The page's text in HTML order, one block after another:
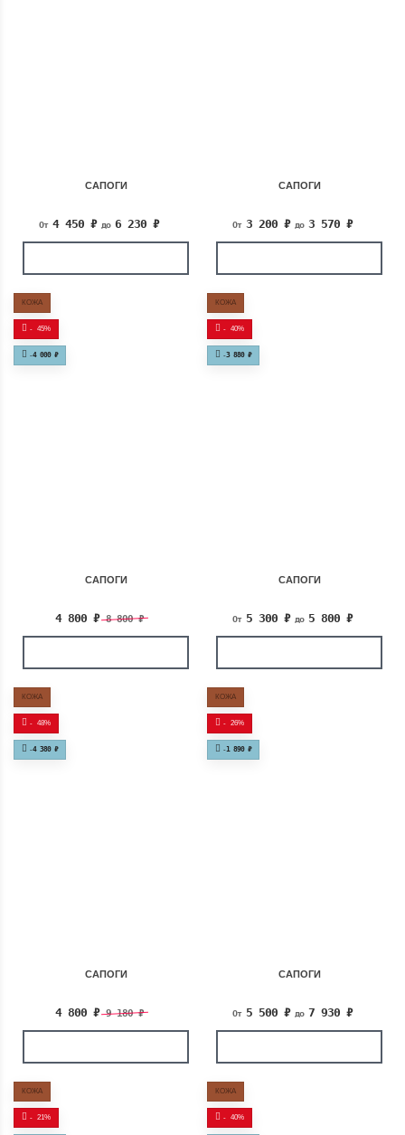
САПОГИ
От 4 450 ₽до 6 230 ₽
САПОГИ
От 3 200 ₽до 3 570 ₽
КОЖА
- 45%
-4 000 ₽
САПОГИ
4 800 ₽ 8 800₽
КОЖА
- 40%
-3 880 ₽
САПОГИ
От 5 300 ₽до 5 800 ₽
КОЖА
- 48%
-4 380 ₽
САПОГИ
4 800 ₽ 9 180₽
КОЖА
- 26%
-1 890 ₽
САПОГИ
От 5 500 ₽до 7 930 ₽
КОЖА
- 21%
КОЖА
- 40%